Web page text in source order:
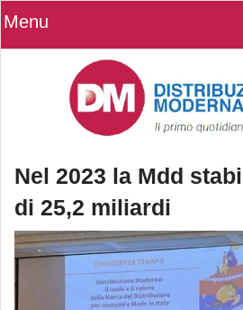
Menu
Nel 2023 la Mdd
di 25,2 miliardi